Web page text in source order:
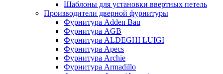
Шаблоны для установки ввертных петель
Производители дверной фурнитуры
Фурнитура Adden Bau
Фурнитура AGB
Фурнитура ALDEGHI LUIGI
Фурнитура Apecs
Фурнитура Archie
Фурнитура Armadillo